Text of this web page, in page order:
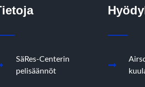
SäRes-Centerin
pelisäännöt